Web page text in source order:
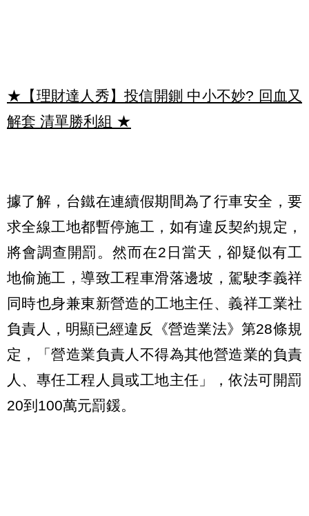
★【理財達人秀】投信開鍘 中小不妙? 回血又
解套 清單勝利組 ★
據了解，台鐵在連續假期間為了行車安全，要
求全線工地都暫停施工，如有違反契約規定，
將會調查開罰。然而在2日當天，卻疑似有工
地偷施工，導致工程車滑落邊坡，駕駛李義祥
同時也身兼東新營造的工地主任、義祥工業社
負責人，明顯已經違反《營造業法》第28條規
定，「營造業負責人不得為其他營造業的負責
人、專任工程人員或工地主任」，依法可開罰
20到100萬元罰鍰。